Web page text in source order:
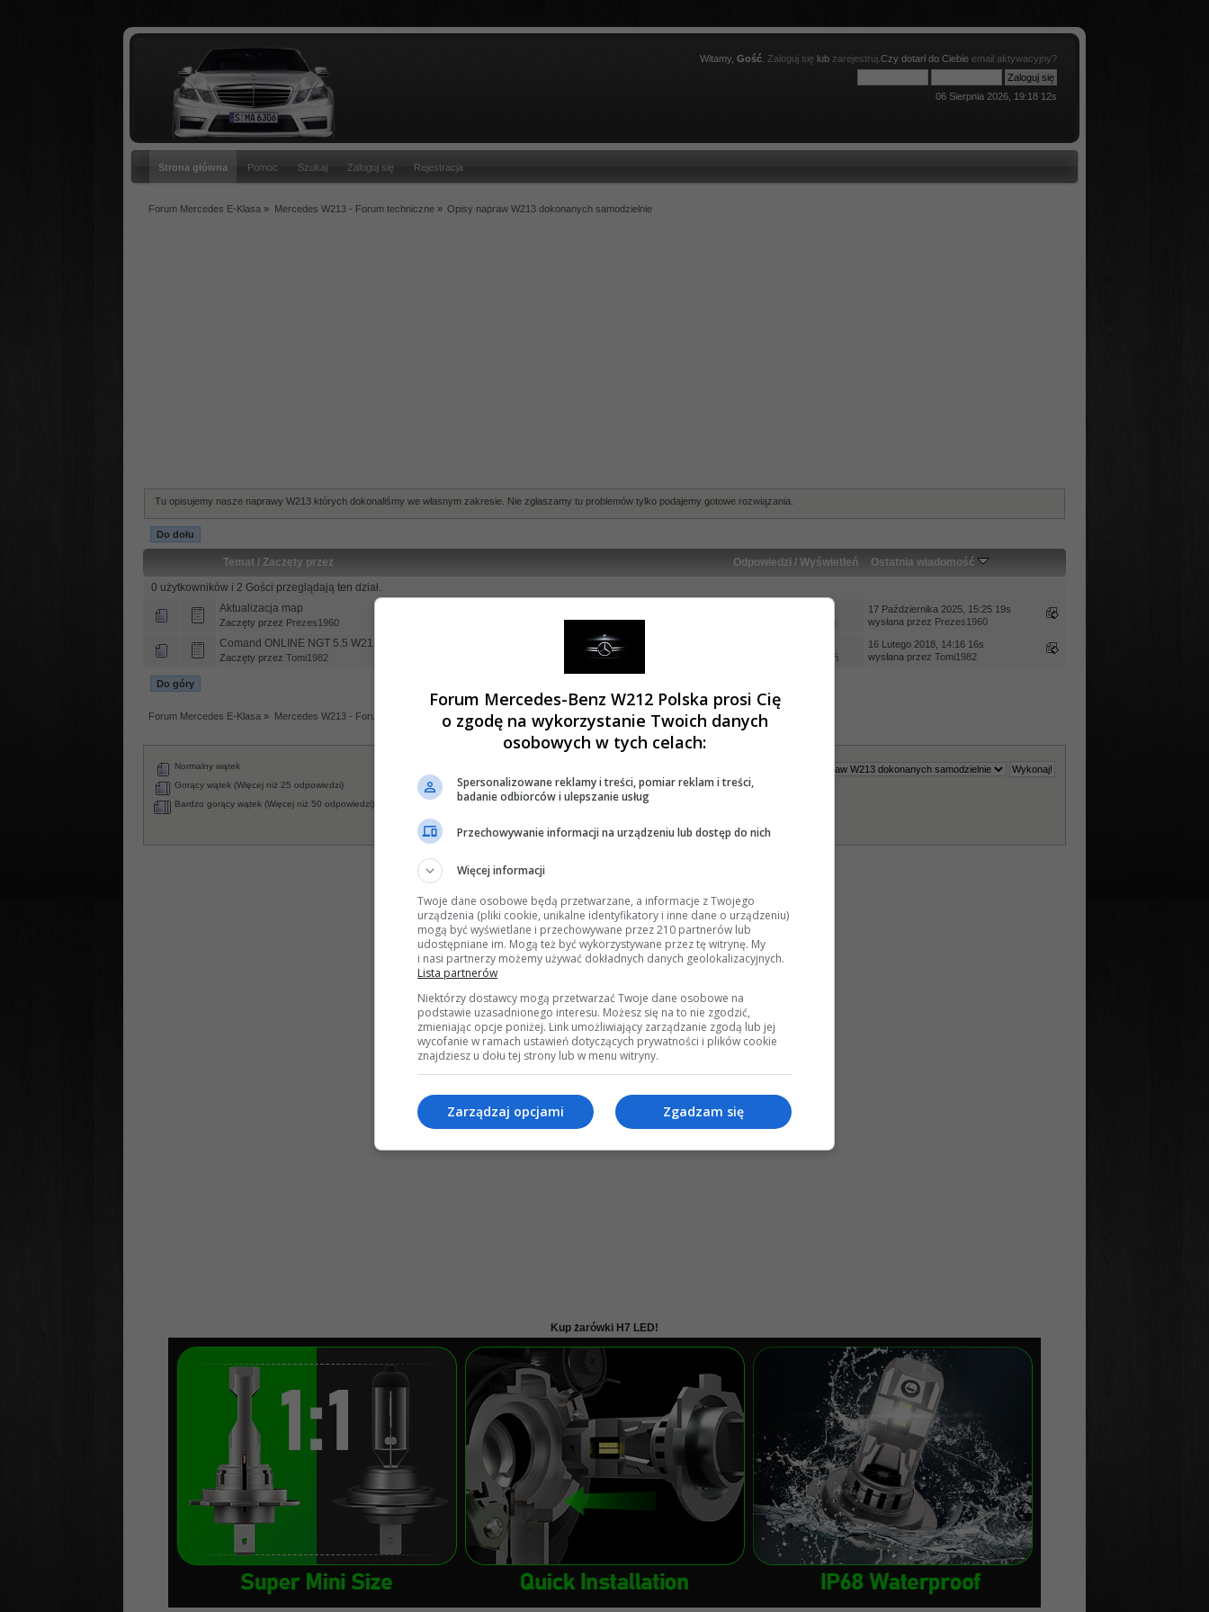
Witamy, Gość Zaloguj się lub zarejestruj .Czy dotarł do Ciebie email aktywacyjny?
06 Sierpnia 2026, 19:18 12s
Strona główna Pomoc Szukaj Zaloguj się Rejestracja
Forum Mercedes E-Klasa » Mercedes W213 - Forum techniczne» Opisy napraw W213 dokonanych samodzielnie
Tu opisujemy nasze naprawy W213 których dokonaliśmy we własnym zakresie. Nie zgłaszamy tu problemów tylko podajemy gotowe rozwiązania.
Do dołu
Temat /Zaczęty przez Odpowiedzi / Wyświetleń
Ostatnia wiadomość
0 użytkowników i 2 Gości przeglądają ten dział.
Aktualizacja map
Zaczęty przez Prezes1960
79031 Wyświetleń
17 Października 2025, 15:25 19s
wysłana przez Prezes1960
Comand ONLINE NGT 5.5 W213
Zaczęty przez Tomi1982
124558 Wyświetleń
16 Lutego 2018, 14:16 16s
wysłana przez Tomi1982
Do góry
Forum Mercedes E-Klasa » Mercedes W213 - Forum techniczne Opisy napraw W213 dokonanych samodzielnie
Normalny wątek
Gorący wątek (Więcej niż 25 odpowiedzi)
Bardzo gorący wątek (Więcej niż 50 odpowiedzi)
Wątek przyklejony
Ankieta
Kup żarówki H7 LED!
Forum Mercedes-Benz W212 Polska prosi Cię
o zgodę na wykorzystanie Twoich danych
osobowych w tych celach:
Spersonalizowane reklamy i treści, pomiar reklam i treści,
badanie odbiorców i ulepszanie usług
Przechowywanie informacji na urządzeniu lub dostęp do nich
Więcej informacji
Twoje dane osobowe będą przetwarzane, a informacje z Twojego
urządzenia (pliki cookie, unikalne identyfikatory i inne dane o urządzeniu)
mogą być wyświetlane i przechowywane przez 210 partnerów lub
udostępniane im. Mogą też być wykorzystywane przez tę witrynę. My
i nasi partnerzy możemy używać dokładnych danych geolokalizacyjnych.
Lista partnerów
Niektórzy dostawcy mogą przetwarzać Twoje dane osobowe na
podstawie uzasadnionego interesu. Możesz się na to nie zgodzić,
zmieniając opcje poniżej. Link umożliwiający zarządzanie zgodą lub jej
wycofanie w ramach ustawień dotyczących prywatności i plików cookie
znajdziesz u dołu tej strony lub w menu witryny.
Zgadzam się
Zarządzaj opcjami